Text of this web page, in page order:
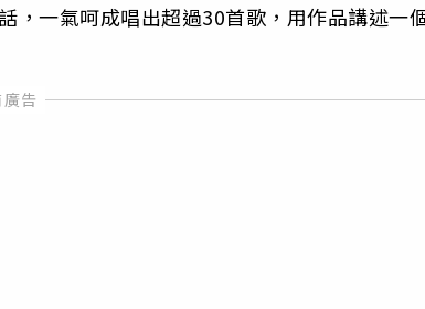
，一氣呵成唱出超過30首歌，用作品講述一